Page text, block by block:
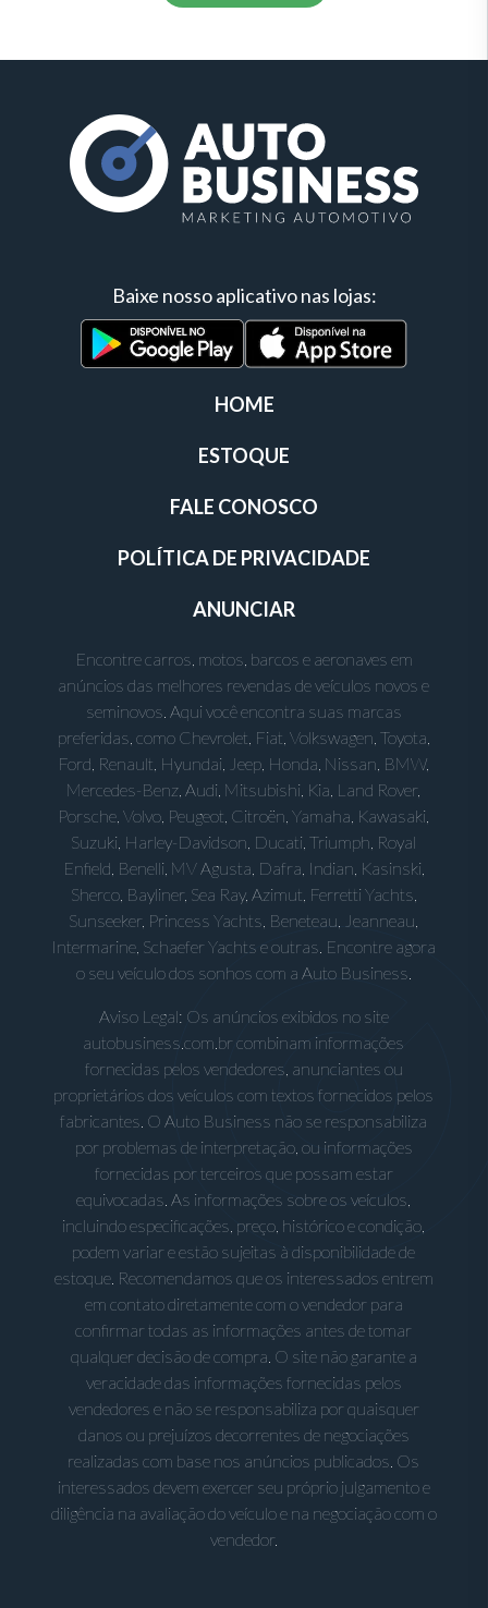
Baixe nosso aplicativo nas lojas:
HOME
ESTOQUE
FALE CONOSCO
POLÍTICA DE PRIVACIDADE
ANUNCIAR
Encontre carros, motos, barcos e aeronaves em
anúncios das melhores revendas de veículos novos e
seminovos. Aqui você encontra suas marcas
preferidas, como Chevrolet, Fiat, Volkswagen, Toyota,
Ford, Renault, Hyundai, Jeep, Honda, Nissan, BMW,
Mercedes-Benz, Audi, Mitsubishi, Kia, Land Rover,
Porsche, Volvo, Peugeot, Citroën, Yamaha, Kawasaki,
Suzuki, Harley-Davidson, Ducati, Triumph, Royal
Enfield, Benelli, MV Agusta, Dafra, Indian, Kasinski,
Sherco, Bayliner, Sea Ray, Azimut, Ferretti Yachts,
Sunseeker, Princess Yachts, Beneteau, Jeanneau,
Intermarine, Schaefer Yachts e outras. Encontre agora
o seu veículo dos sonhos com a Auto Business.
Aviso Legal: Os anúncios exibidos no site
autobusiness.com.br combinam informações
fornecidas pelos vendedores, anunciantes ou
proprietários dos veículos com textos fornecidos pelos
fabricantes. O Auto Business não se responsabiliza
por problemas de interpretação, ou informações
fornecidas por terceiros que possam estar
equivocadas. As informações sobre os veículos,
incluindo especificações, preço, histórico e condição,
podem variar e estão sujeitas à disponibilidade de
estoque. Recomendamos que os interessados entrem
em contato diretamente com o vendedor para
confirmar todas as informações antes de tomar
qualquer decisão de compra. O site não garante a
veracidade das informações fornecidas pelos
vendedores e não se responsabiliza por quaisquer
danos ou prejuízos decorrentes de negociações
realizadas com base nos anúncios publicados. Os
interessados devem exercer seu próprio julgamento e
diligência na avaliação do veículo e na negociação com o
vendedor.